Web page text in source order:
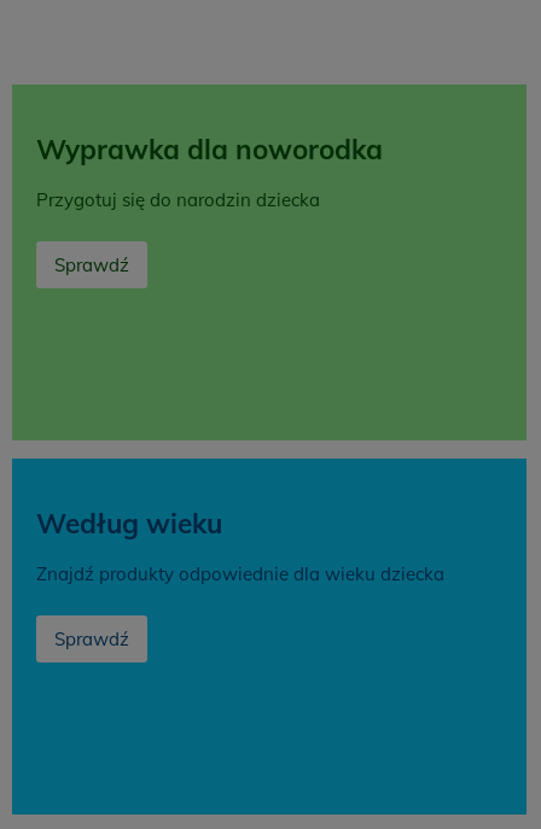
Wyprawka dla noworodka
Przygotuj się do narodzin dziecka
Sprawdź
Według wieku
Znajdź produkty odpowiednie dla wieku dziecka
Sprawdź